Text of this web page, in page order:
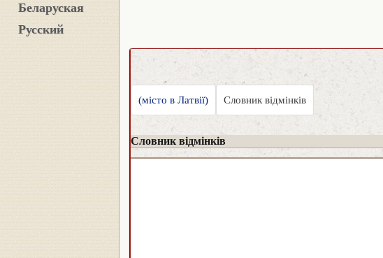
Беларуская
Русский
(місто в Латвії) Словник відмінків
Словник відмінків